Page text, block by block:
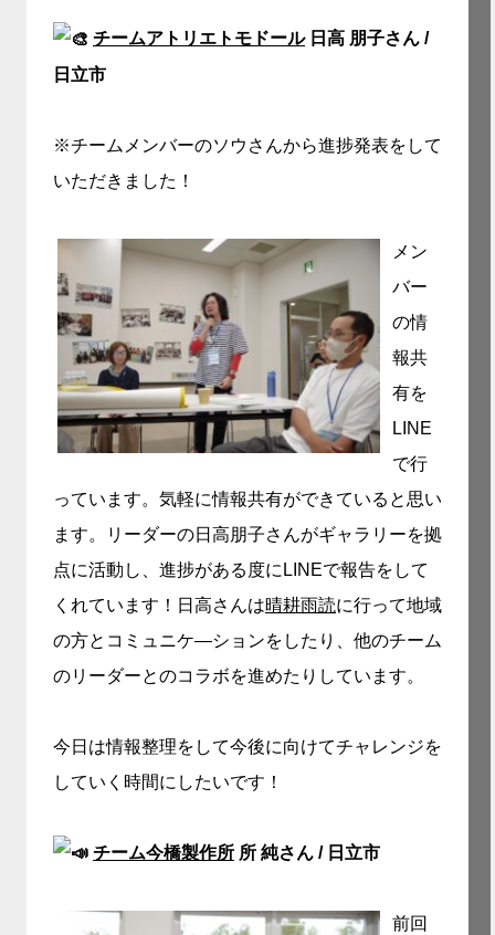
チームアトリエトモドール日高 朋子さん /
日立市
※チームメンバーのソウさんから進捗発表をして
いただきました！
メン
バー
の情
報共
有を
LINE
で行
っています。気軽に情報共有ができていると思い
ます。リーダーの日高朋子さんがギャラリーを拠
点に活動し、進捗がある度にLINEで報告をして
くれています！日高さんは晴耕雨読に行って地域
の方とコミュニケ―ションをしたり、他のチーム
のリーダーとのコラボを進めたりしています。
今日は情報整理をして今後に向けてチャレンジを
していく時間にしたいです！
チーム今橋製作所 所 純さん / 日立市
前回